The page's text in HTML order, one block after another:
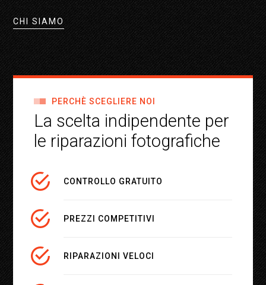
CHI SIAMO
PERCHÈ SCEGLIERE NOI
La scelta indipendente per
le riparazioni fotografiche
CONTROLLO GRATUITO
PREZZI COMPETITIVI
RIPARAZIONI VELOCI